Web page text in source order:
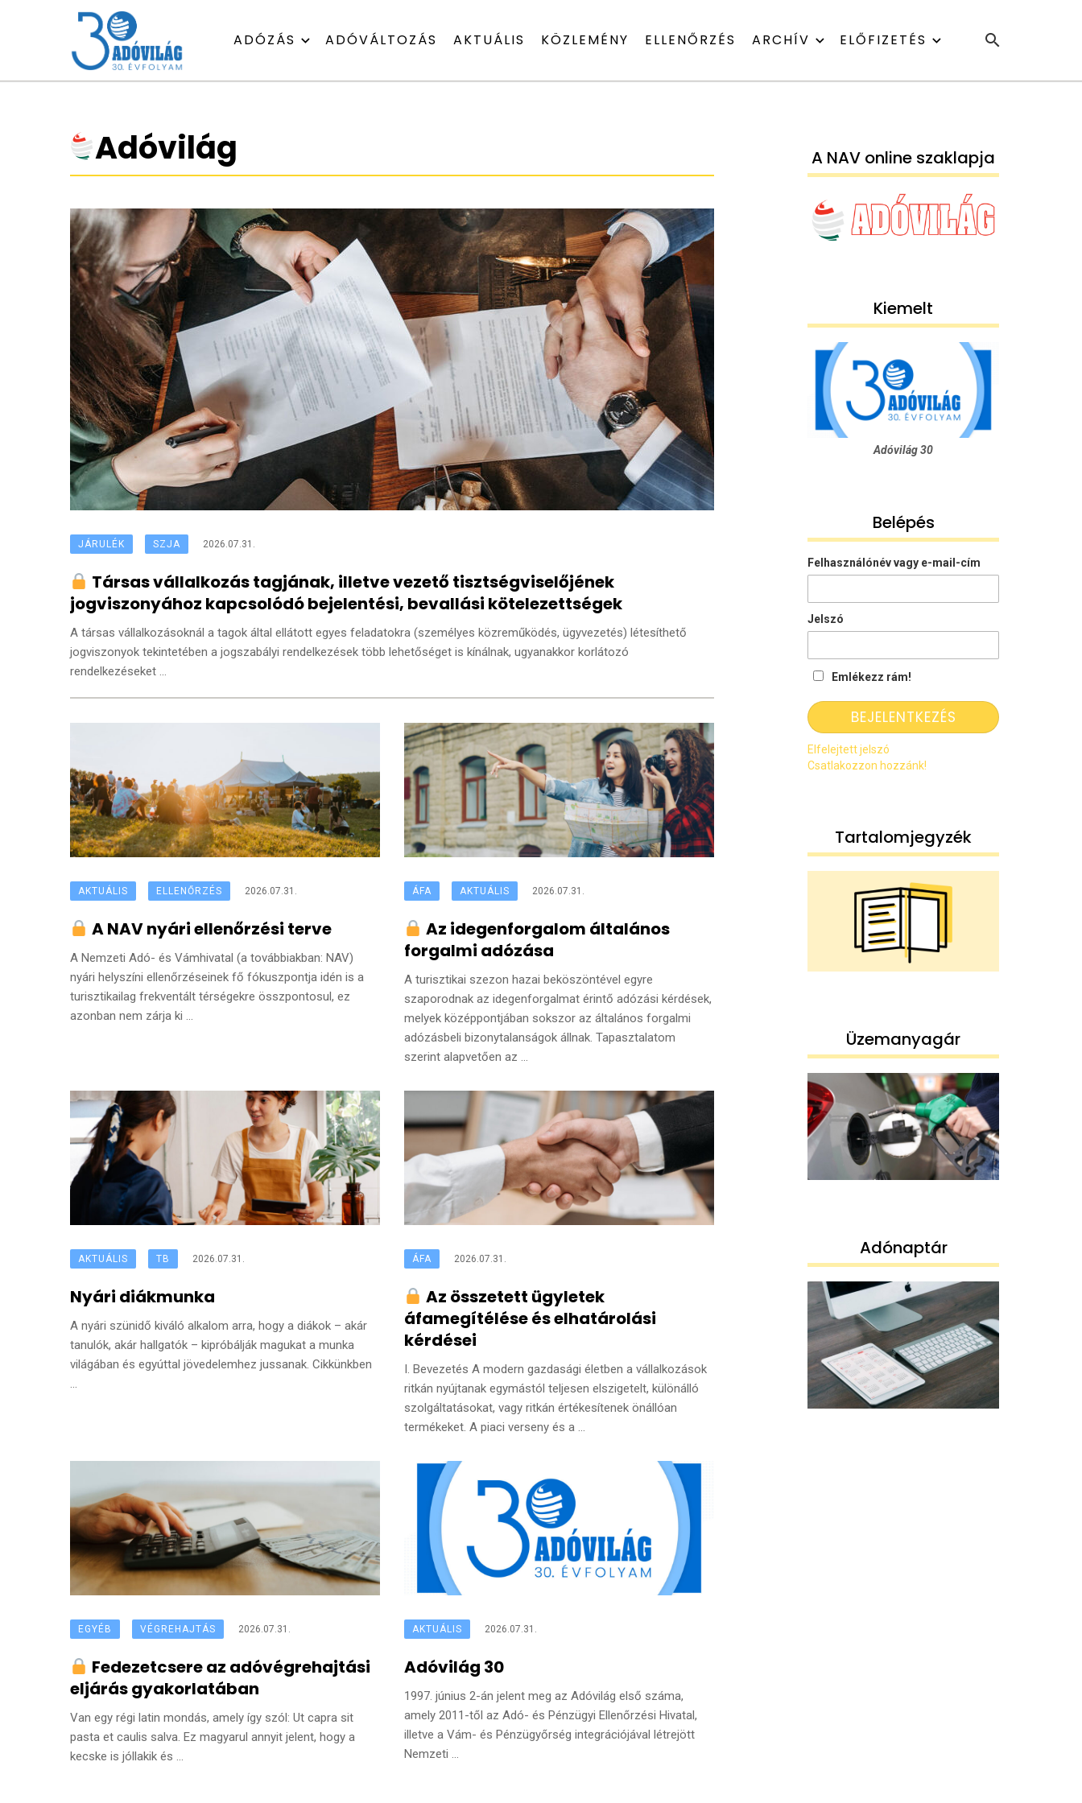
ADÓZÁS ADÓVÁLTOZÁS AKTUÁLIS KÖZLEMÉNY ELLENŐRZÉS ARCHÍV ELŐFIZETÉS
Adóvilág
JÁRULÉK SZJA 2026.07.31.
Társas vállalkozás tagjának, illetve vezető tisztségviselőjének
jogviszonyához kapcsolódó bejelentési, bevallási kötelezettségek
A társas vállalkozásoknál a tagok által ellátott egyes feladatokra (személyes közreműködés, ügyvezetés) létesíthető
jogviszonyok tekintetében a jogszabályi rendelkezések több lehetőséget is kínálnak, ugyanakkor korlátozó
rendelkezéseket ...
AKTUÁLIS ELLENŐRZÉS 2026.07.31.
A NAV nyári ellenőrzési terve
A Nemzeti Adó- és Vámhivatal (a továbbiakban: NAV)
nyári helyszíni ellenőrzéseinek fő fókuszpontja idén is a
turisztikailag frekventált térségekre összpontosul, ez
azonban nem zárja ki ...
ÁFA AKTUÁLIS 2026.07.31.
Az idegenforgalom általános
forgalmi adózása
A turisztikai szezon hazai beköszöntével egyre
szaporodnak az idegenforgalmat érintő adózási kérdések,
melyek középpontjában sokszor az általános forgalmi
adózásbeli bizonytalanságok állnak. Tapasztalatom
szerint alapvetően az ...
AKTUÁLIS TB 2026.07.31.
Nyári diákmunka
A nyári szünidő kiváló alkalom arra, hogy a diákok – akár
tanulók, akár hallgatók – kipróbálják magukat a munka
világában és egyúttal jövedelemhez jussanak. Cikkünkben
...
ÁFA 2026.07.31.
Az összetett ügyletek
áfamegítélése és elhatárolási
kérdései
I. Bevezetés A modern gazdasági életben a vállalkozások
ritkán nyújtanak egymástól teljesen elszigetelt, különálló
szolgáltatásokat, vagy ritkán értékesítenek önállóan
termékeket. A piaci verseny és a ...
EGYÉB VÉGREHAJTÁS 2026.07.31.
Fedezetcsere az adóvégrehajtási
eljárás gyakorlatában
Van egy régi latin mondás, amely így szól: Ut capra sit
pasta et caulis salva. Ez magyarul annyit jelent, hogy a
kecske is jóllakik és ...
AKTUÁLIS 2026.07.31.
Adóvilág 30
1997. június 2-án jelent meg az Adóvilág első száma,
amely 2011-től az Adó- és Pénzügyi Ellenőrzési Hivatal,
illetve a Vám- és Pénzügyőrség integrációjával létrejött
Nemzeti ...
A NAV online szaklapja
Kiemelt
Adóvilág 30
Belépés
Felhasználónév vagy e-mail-cím
Jelszó
Emlékezz rám!
Elfelejtett jelszó
Csatlakozzon hozzánk!
Tartalomjegyzék
Üzemanyagár
Adónaptár